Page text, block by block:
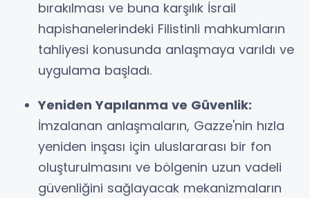
bırakılması ve buna karşılık İsrail
hapishanelerindeki Filistinli mahkumların
tahliyesi konusunda anlaşmaya varıldı ve
uygulama başladı.
Yeniden Yapılanma ve Güvenlik:
İmzalanan anlaşmaların, Gazze'nin hızla
yeniden inşası için uluslararası bir fon
oluşturulmasını ve bölgenin uzun vadeli
güvenliğini sağlayacak mekanizmaların